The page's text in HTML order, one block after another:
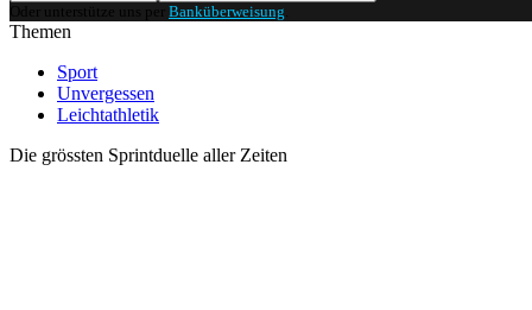
Oder unterstütze uns per Banküberweisung
Themen
Sport
Unvergessen
Leichtathletik
Die grössten Sprintduelle aller Zeiten